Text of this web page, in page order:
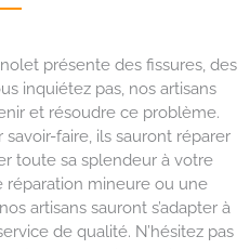
présente des fissures, des
inquiétez pas, nos artisans
et résoudre ce problème.
faire, ils sauront réparer
toute sa splendeur à votre
réparation mineure ou une
artisans sauront s’adapter à
de qualité. N’hésitez pas